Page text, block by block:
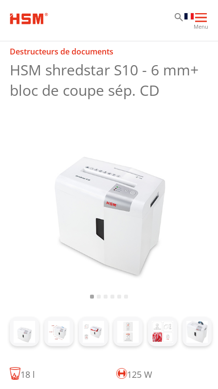
la
Menu
Destructeurs de documents
HSM shredstar S10 - 6 mm+
bloc de coupe sép. CD
18 l 125 W